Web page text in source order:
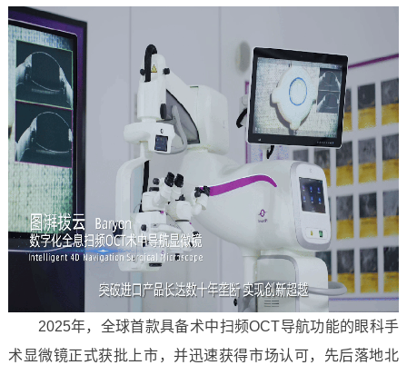
2025年，全球首款具备术中扫频OCT导航功能的眼科手
术显微镜正式获批上市，并迅速获得市场认可，先后落地北